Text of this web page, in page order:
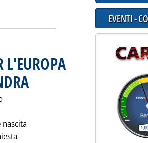
L'EUROPA
. Pubblicata sabato 26 novembre 1994 alle 0.0.
EVENTI -